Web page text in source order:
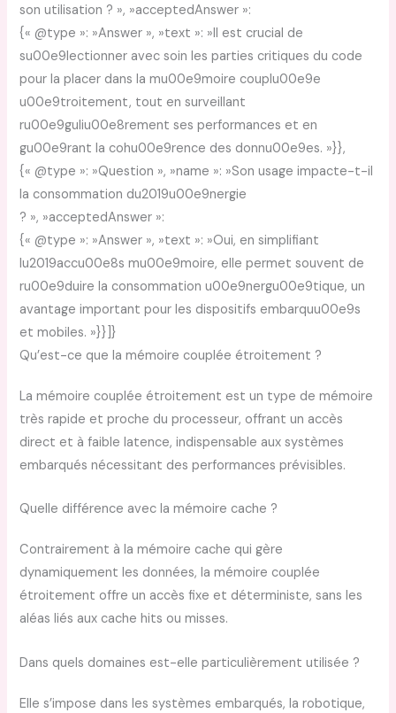
son utilisation ? », »acceptedAnswer »:
{« @type »: »Answer », »text »: »Il est crucial de
su00e9lectionner avec soin les parties critiques du code
pour la placer dans la mu00e9moire couplu00e9e
u00e9troitement, tout en surveillant
ru00e9guliu00e8rement ses performances et en
gu00e9rant la cohu00e9rence des donnu00e9es. »}},
{« @type »: »Question », »name »: »Son usage impacte-t-il
la consommation du2019u00e9nergie
? », »acceptedAnswer »:
{« @type »: »Answer », »text »: »Oui, en simplifiant
lu2019accu00e8s mu00e9moire, elle permet souvent de
ru00e9duire la consommation u00e9nergu00e9tique, un
avantage important pour les dispositifs embarquu00e9s
et mobiles. »}}]}
Qu’est-ce que la mémoire couplée étroitement ?
La mémoire couplée étroitement est un type de mémoire
très rapide et proche du processeur, offrant un accès
direct et à faible latence, indispensable aux systèmes
embarqués nécessitant des performances prévisibles.
Quelle différence avec la mémoire cache ?
Contrairement à la mémoire cache qui gère
dynamiquement les données, la mémoire couplée
étroitement offre un accès fixe et déterministe, sans les
aléas liés aux cache hits ou misses.
Dans quels domaines est-elle particulièrement utilisée ?
Elle s’impose dans les systèmes embarqués, la robotique,